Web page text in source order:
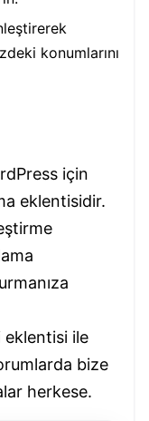
konumlarını
için
eklentisidir.
eklentisi ile
bize
herkese.